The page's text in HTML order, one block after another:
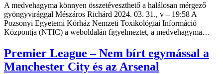
A medvehagyma könnyen összetéveszthető a halálosan mérgező
gyöngyvirággal Mészáros Richárd 2024. 03. 31., v – 19:58 A
Pozsonyi Egyetemi Kórház Nemzeti Toxikológiai Információ
Központja (NTIC) a weboldalán figyelmeztet, a medvehagyma…
Premier League – Nem bírt egymással a
Manchester City és az Arsenal